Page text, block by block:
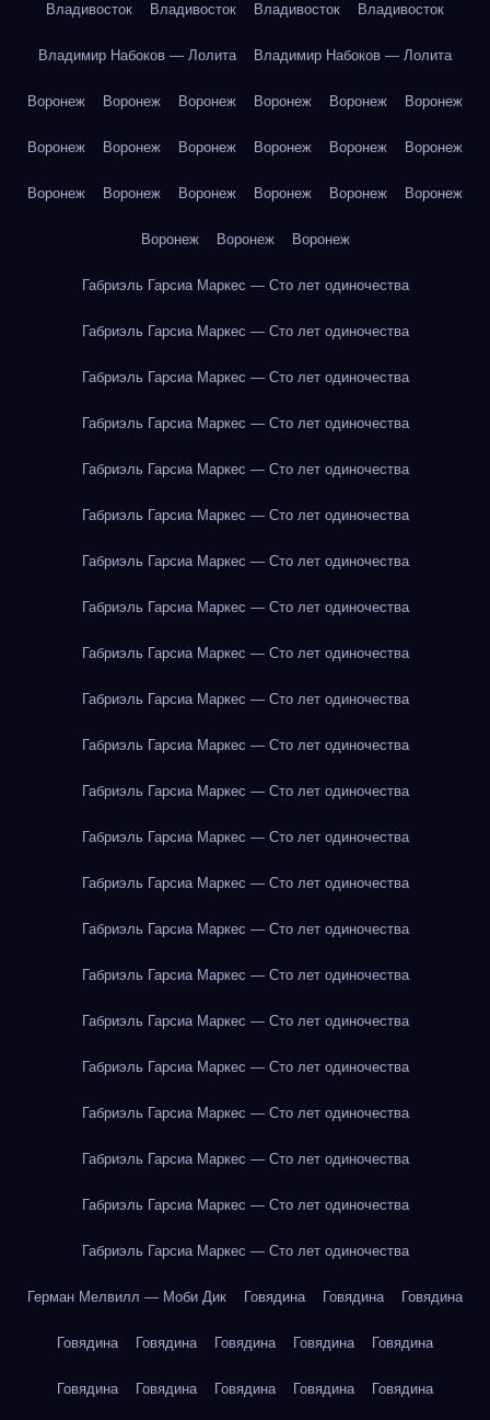
Владивосток Владивосток Владивосток Владивосток
Владимир Набоков — Лолита Владимир Набоков — Лолита
Воронеж Воронеж Воронеж Воронеж Воронеж Воронеж
Воронеж Воронеж Воронеж Воронеж Воронеж Воронеж
Воронеж Воронеж Воронеж Воронеж Воронеж Воронеж
Воронеж Воронеж Воронеж
Габриэль Гарсиа Маркес — Сто лет одиночества
Габриэль Гарсиа Маркес — Сто лет одиночества
Габриэль Гарсиа Маркес — Сто лет одиночества
Габриэль Гарсиа Маркес — Сто лет одиночества
Габриэль Гарсиа Маркес — Сто лет одиночества
Габриэль Гарсиа Маркес — Сто лет одиночества
Габриэль Гарсиа Маркес — Сто лет одиночества
Габриэль Гарсиа Маркес — Сто лет одиночества
Габриэль Гарсиа Маркес — Сто лет одиночества
Габриэль Гарсиа Маркес — Сто лет одиночества
Габриэль Гарсиа Маркес — Сто лет одиночества
Габриэль Гарсиа Маркес — Сто лет одиночества
Габриэль Гарсиа Маркес — Сто лет одиночества
Габриэль Гарсиа Маркес — Сто лет одиночества
Габриэль Гарсиа Маркес — Сто лет одиночества
Габриэль Гарсиа Маркес — Сто лет одиночества
Габриэль Гарсиа Маркес — Сто лет одиночества
Габриэль Гарсиа Маркес — Сто лет одиночества
Габриэль Гарсиа Маркес — Сто лет одиночества
Габриэль Гарсиа Маркес — Сто лет одиночества
Габриэль Гарсиа Маркес — Сто лет одиночества
Габриэль Гарсиа Маркес — Сто лет одиночества
Герман Мелвилл — Моби Дик Говядина Говядина Говядина
Говядина Говядина Говядина Говядина Говядина
Говядина Говядина Говядина Говядина Говядина